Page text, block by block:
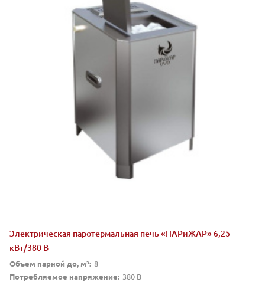
Электрическая паротермальная печь «ПАРиЖАР» 6,25
кВт/380 В
Объем парной до, м³: 8
Потребляемое напряжение: 380 В